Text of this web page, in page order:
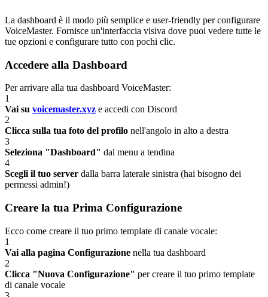
La dashboard è il modo più semplice e user-friendly per configurare
VoiceMaster. Fornisce un'interfaccia visiva dove puoi vedere tutte le
tue opzioni e configurare tutto con pochi clic.
Accedere alla Dashboard
Per arrivare alla tua dashboard VoiceMaster:
1
Vai su voicemaster.xyz e accedi con Discord
2
Clicca sulla tua foto del profilo nell'angolo in alto a destra
3
Seleziona "Dashboard" dal menu a tendina
4
Scegli il tuo server dalla barra laterale sinistra (hai bisogno dei
permessi admin!)
Creare la tua Prima Configurazione
Ecco come creare il tuo primo template di canale vocale:
1
Vai alla pagina Configurazione nella tua dashboard
2
Clicca "Nuova Configurazione" per creare il tuo primo template
di canale vocale